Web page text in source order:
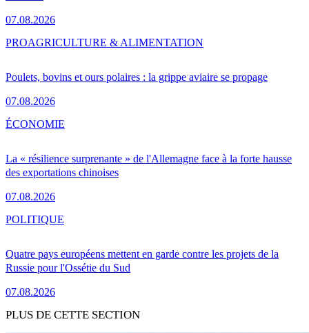
07.08.2026
Poulets, bovins et ours polaires : la grippe aviaire se propage
07.08.2026
PROAGRICULTURE & ALIMENTATION
La « résilience surprenante » de l'Allemagne face à la forte hausse
des exportations chinoises
07.08.2026
ÉCONOMIE
Quatre pays européens mettent en garde contre les projets de la
Russie pour l'Ossétie du Sud
07.08.2026
POLITIQUE
PLUS DE CETTE SECTION